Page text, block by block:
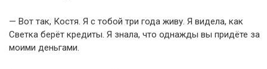
— Вот так, Костя. Я с тобой три года живу. Я видела, как
Светка берёт кредиты. Я знала, что однажды вы придёте за
моими деньгами.